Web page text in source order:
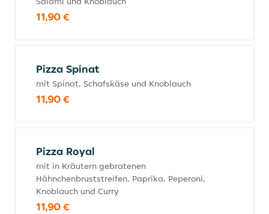
11,90 €
Pizza Spinat
mit Spinat, Schafskäse und Knoblauch
11,90 €
Pizza Royal
mit in Kräutern gebratenen
Hähnchenbruststreifen, Paprika, Peperoni,
Knoblauch und Curry
11,90 €